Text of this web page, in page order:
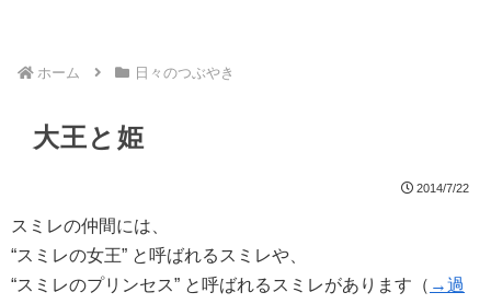
ホーム 日々のつぶやき
大王と姫
2014/7/22
スミレの仲間には、
“スミレの女王” と呼ばれるスミレや、
“スミレのプリンセス” と呼ばれるスミレがあります（ →過